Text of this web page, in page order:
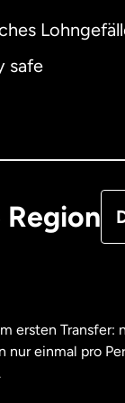
safe
ersten
nur einmal pro